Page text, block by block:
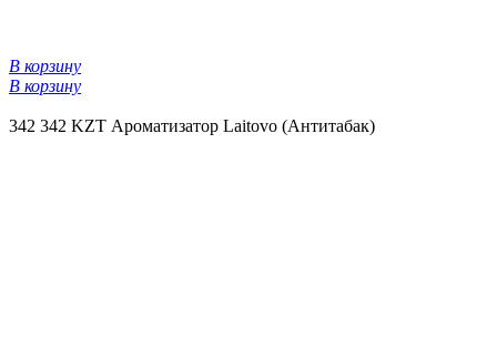
В корзину
В корзину
342 342 KZT Ароматизатор Laitovo (Антитабак)